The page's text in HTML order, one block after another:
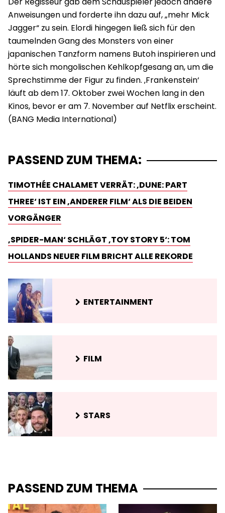
Anweisungen und forderte ihn dazu auf, „mehr Mick
Jagger“ zu sein. Elordi hingegen ließ sich für den
taumelnden Gang des Monsters von einer
japanischen Tanzform namens Butoh inspirieren und
hörte sich mongolischen Kehlkopfgesang an, um die
Sprechstimme der Figur zu finden. ‚Frankenstein‘
läuft ab dem 17. Oktober zwei Wochen lang in den
Kinos, bevor er am 7. November auf Netflix erscheint.
PASSEND ZUM THEMA:
TIMOTHÉE CHALAMET VERRÄT: ‚DUNE: PART
THREE‘ IST EIN ‚ANDERER FILM‘ ALS DIE BEIDEN
VORGÄNGER
‚SPIDER-MAN‘ SCHLÄGT ‚TOY STORY 5‘: TOM
HOLLANDS NEUER FILM BRICHT ALLE REKORDE
ENTERTAINMENT
FILM
STARS
PASSEND ZUM THEMA